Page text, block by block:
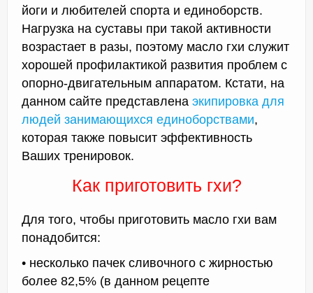
йоги и любителей спорта и единоборств.
Нагрузка на суставы при такой активности
возрастает в разы, поэтому масло гхи служит
хорошей профилактикой развития проблем с
опорно-двигательным аппаратом. Кстати, на
данном сайте представлена экипировка для
людей занимающихся единоборствами,
которая также повысит эффективность
Ваших тренировок.
Как приготовить гхи?
Для того, чтобы приготовить масло гхи вам
понадобится:
• несколько пачек сливочного с жирностью
более 82,5% (в данном рецепте